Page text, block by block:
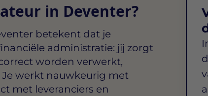
in Deventer?
betekent dat je
administratie: jij zorgt
worden verwerkt,
werkt nauwkeurig met
met leveranciers en